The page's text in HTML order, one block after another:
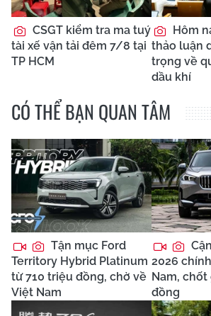
CSGT kiểm tra ma tuý
tài xế vận tải đêm 7/8 tại
TP HCM
Hôm
thảo luận
trọng về
dầu khí
CÓ THỂ BẠN QUAN TÂM
Tận mục Ford
Territory Hybrid Platinum
từ 710 triệu đồng, chờ về
Việt Nam
2026
Nam,
đồng